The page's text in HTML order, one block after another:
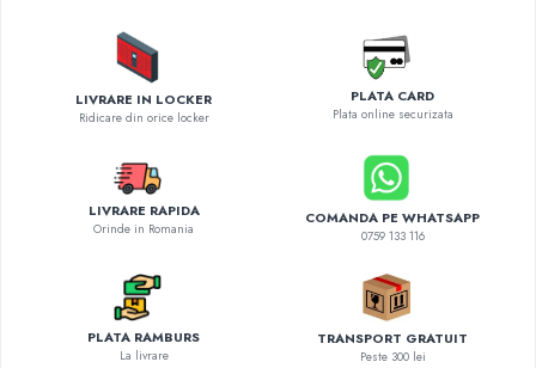
Carcase protectie NOCO BOOST
Invertoare Auto
Incarcator masina electrica
LIVRARE IN LOCKER
Ridicare din orice locker
PLATA CARD
Plata online securizata
LIVRARE RAPIDA
Orinde in Romania
COMANDA PE WHATSAPP
0759 133 116
PLATA RAMBURS
La livrare
TRANSPORT GRATUIT
Peste 300 lei